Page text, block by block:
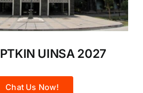
PTKIN UINSA 2027
Chat Us Now!